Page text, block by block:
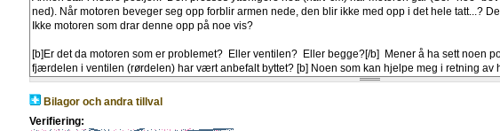
Bilagor och andra tillval
Verifiering: